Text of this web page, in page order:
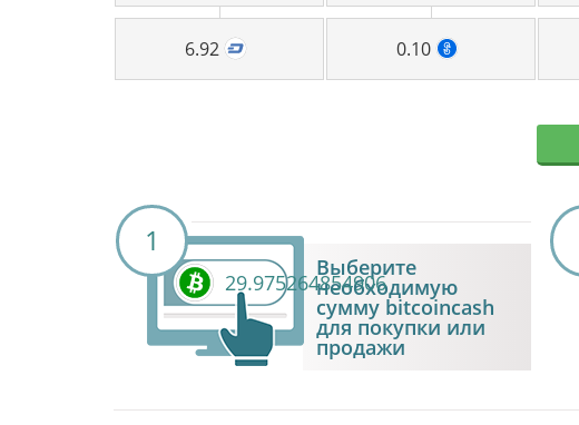
6.92 0.10
1
29.975264854906
Выберите
необходимую
сумму bitcoincash
для покупки или
продажи